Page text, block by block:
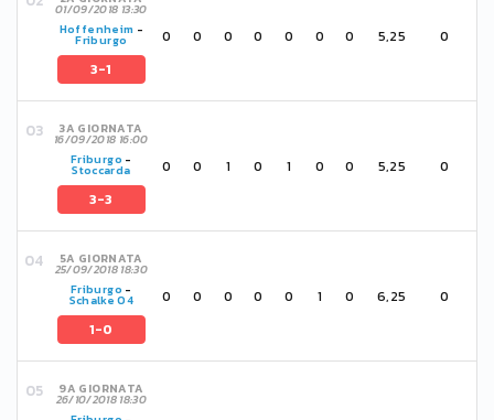
01/09/2018 13:30
Hoffenheim -
Friburgo
3-1
0 0 0 0 0 0 0 5,25 0
3A GIORNATA
16/09/2018 16:00
Friburgo -
Stoccarda
3-3
0 0 1 0 1 0 0 5,25 0
5A GIORNATA
25/09/2018 18:30
Friburgo -
Schalke 04
1-0
0 0 0 0 0 1 0 6,25 0
9A GIORNATA
26/10/2018 18:30